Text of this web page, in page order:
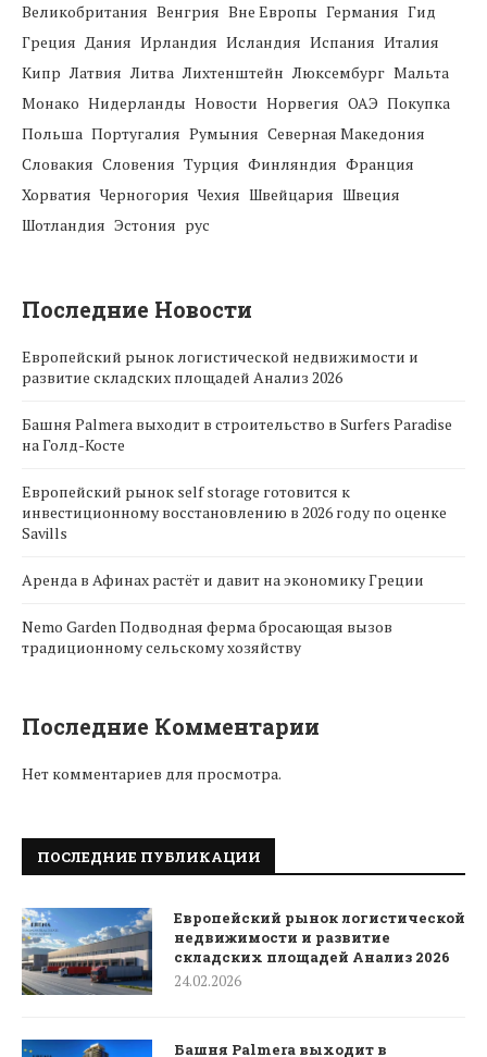
Великобритания Венгрия Вне Европы Германия Гид
Греция Дания Ирландия Исландия Испания Италия
Кипр Латвия Литва Лихтенштейн Люксембург Мальта
Монако Нидерланды Новости Норвегия ОАЭ Покупка
Польша Португалия Румыния Северная Македония
Словакия Словения Турция Финляндия Франция
Хорватия Черногория Чехия Швейцария Швеция
Шотландия Эстония рус
Последние Новости
Европейский рынок логистической недвижимости и
развитие складских площадей Анализ 2026
Башня Palmera выходит в строительство в Surfers Paradise
на Голд-Косте
Европейский рынок self storage готовится к
инвестиционному восстановлению в 2026 году по оценке
Savills
Аренда в Афинах растёт и давит на экономику Греции
Nemo Garden Подводная ферма бросающая вызов
традиционному сельскому хозяйству
Последние Комментарии
Нет комментариев для просмотра.
ПОСЛЕДНИЕ ПУБЛИКАЦИИ
Европейский рынок логистической
недвижимости и развитие
складских площадей Анализ 2026
24.02.2026
Башня Palmera выходит в